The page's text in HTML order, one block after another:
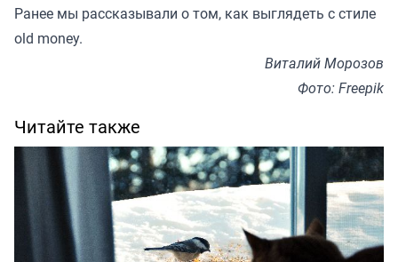
Ранее мы рассказывали о том, как выглядеть с стиле
old money.
Виталий Морозов
Фото: Freepik
Читайте также